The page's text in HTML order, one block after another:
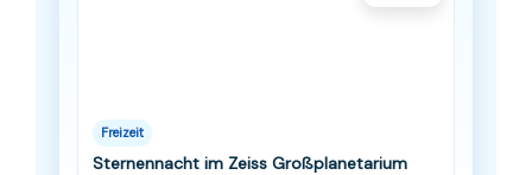
Freizeit
Sternennacht im Zeiss Großplanetarium